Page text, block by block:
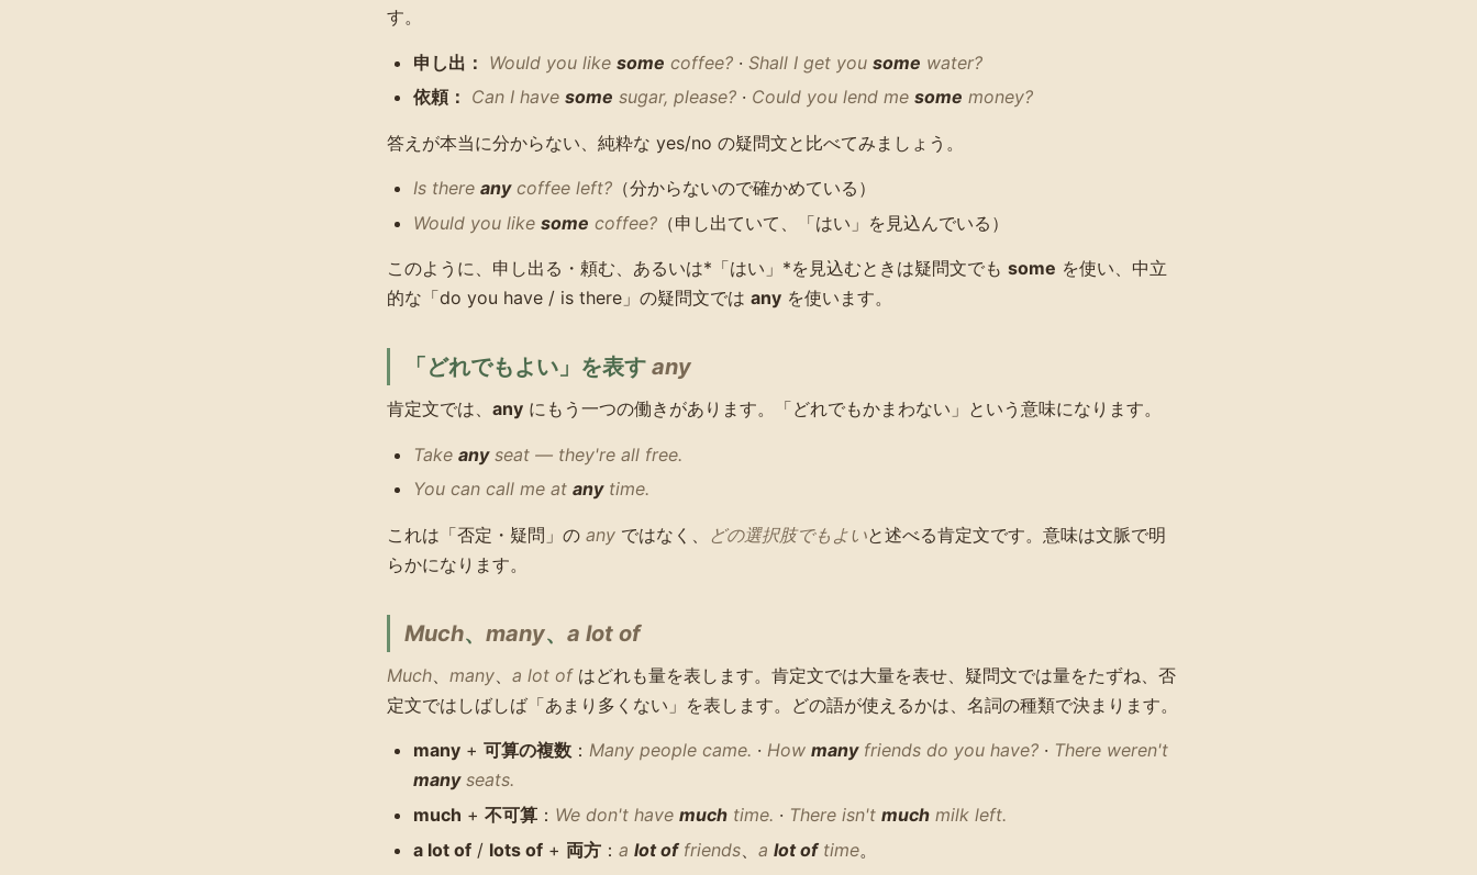
す。
申し出： Would you like some coffee? · Shall I get you some water?
依頼： Can I have some sugar, please? · Could you lend me some money?
答えが本当に分からない、純粋な yes/no の疑問文と比べてみましょう。
Is there anycoffee left? （分からないので確かめている）
Would you like some coffee? （申し出ていて、「はい」を見込んでいる）
このように、申し出る・頼む、あるいは*「はい」*を見込むときは疑問文でも some を使い、中立
的な「do you have / is there」の疑問文では any を使います。
「どれでもよい」を表す any
肯定文では、 any にもう一つの働きがあります。「どれでもかまわない」という意味になります。
Take anyseat — they're all free.
You can call me at anytime.
これは「否定・疑問」の any ではなく、 どの選択肢でもよいと述べる肯定文です。意味は文脈で明
らかになります。
Much、 many、 a lot of
Much many a lot ofはどれも量を表します。肯定文では大量を表せ、疑問文では量をたずね、否
定文ではしばしば「あまり多くない」を表します。どの語が使えるかは、名詞の種類で決まります。
many + 可算の複数 ： Many people came. · How manyfriends do you have? · There weren't
manyseats.
much + 不可算 ： We don't have much time. · There isn't much milk left.
a lot of / lots of + 両方 ： a lot offriends a lot oftime。